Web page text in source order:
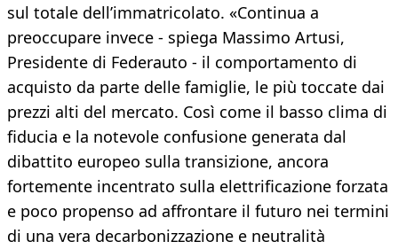
sul totale dell’immatricolato. «Continua a
preoccupare invece - spiega Massimo Artusi,
Presidente di Federauto - il comportamento di
acquisto da parte delle famiglie, le più toccate dai
prezzi alti del mercato. Così come il basso clima di
fiducia e la notevole confusione generata dal
dibattito europeo sulla transizione, ancora
fortemente incentrato sulla elettrificazione forzata
e poco propenso ad affrontare il futuro nei termini
di una vera decarbonizzazione e neutralità